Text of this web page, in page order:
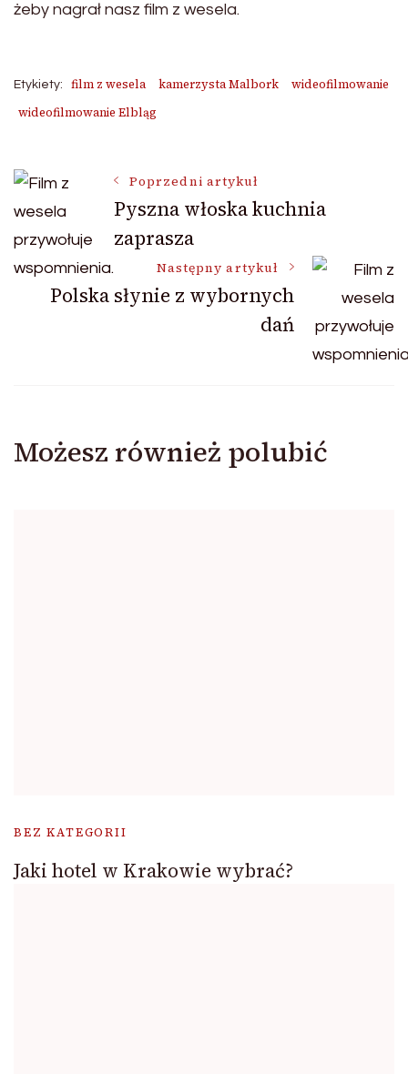
żeby nagrał nasz film z wesela.
Etykiety: film z wesela kamerzysta Malbork
wideofilmowanie
wideofilmowanie Elbląg
Nawigacja
wpisu
Poprzedni artykuł
Pyszna włoska kuchnia
zaprasza
Następny artykuł
Polska słynie z wybornych
dań
Możesz również polubić
BEZ KATEGORII
Jaki hotel w Krakowie wybrać?